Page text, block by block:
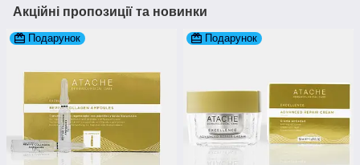
Акційні пропозиції та новинки
Подарунок Подарунок